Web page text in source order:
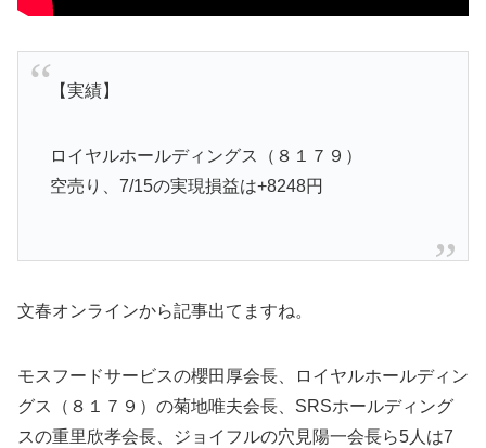
【実績】
ロイヤルホールディングス（８１７９）
空売り、7/15の実現損益は+8248円
文春オンラインから記事出てますね。
モスフードサービスの櫻田厚会長、ロイヤルホールディン
グス（８１７９）の菊地唯夫会長、SRSホールディング
スの重里欣孝会長、ジョイフルの穴見陽一会長ら5人は7